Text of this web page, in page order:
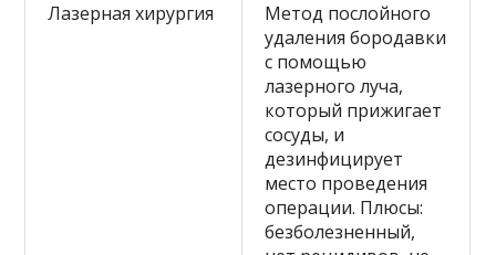
Лазерная хирургия
Метод послойного
удаления бородавки
с помощью
лазерного луча,
который прижигает
сосуды, и
дезинфицирует
место проведения
операции. Плюсы:
безболезненный,